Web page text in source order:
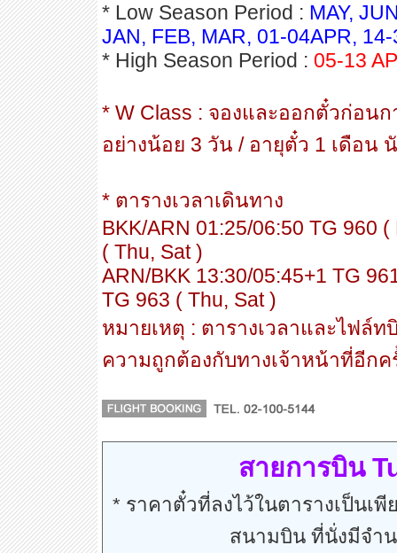
* Low Season Period : MAY,
JAN, FEB, MAR, 01-04APR,
* High Season Period : 05-13
* W Class : จองและออกตั๋วก่อน
อย่างน้อย 3 วัน / อายุตั๋ว 1 เดือน
* ตารางเวลาเดินทาง
BKK/ARN 01:25/06:50 TG 960
( Thu, Sat )
ARN/BKK 13:30/05:45+1 TG
TG 963 ( Thu, Sat )
หมายเหตุ : ตารางเวลาและไฟล์
ความถูกต้องกับทางเจ้าหน้าที่อีกค
สายการบิน
* ราคาตั๋วที่ลงไว้ในตารางเป็นเ
สนามบิน ที่นั่งมีจำ